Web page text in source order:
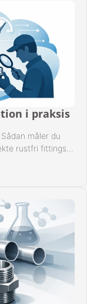
i praksis
måler du
rustfri fittings